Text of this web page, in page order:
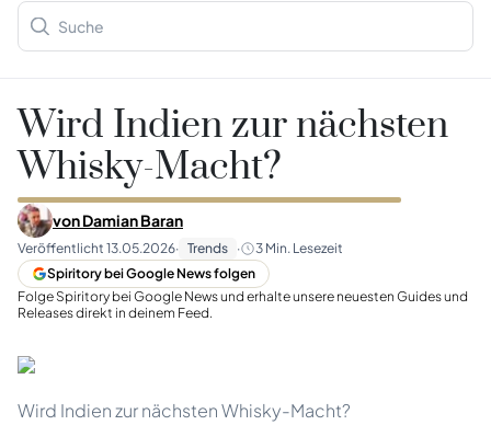
Wird Indien zur nächsten
Whisky-Macht?
vonDamian Baran
Veröffentlicht 13.05.2026· Trends · 3 Min. Lesezeit
Spiritory bei Google News folgen
Folge Spiritory bei Google News und erhalte unsere neuesten Guides und
Releases direkt in deinem Feed.
Wird Indien zur nächsten Whisky-Macht?